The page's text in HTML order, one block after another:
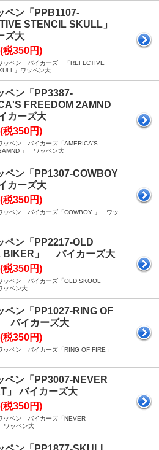
ペン「PPB1107-
STENCIL SKULL」
ズ大
税350円)
ッペン バイカーズ 「REFLCTIVE
」ワッペン大
ペン「PP3387-
FREEDOM 2AMND
カーズ大
税350円)
ッペン バイカーズ「AMERICA'S
」 ワッペン大
ペン「PP1307-COWBOY
カーズ大
税350円)
ッペン バイカーズ「COWBOY 」 ワッ
ペン「PP2217-OLD
BIKER」 バイカーズ大
税350円)
ッペン バイカーズ「OLD SKOOL
ペン大
ペン「PP1027-RING OF
バイカーズ大
税350円)
ッペン バイカーズ「RING OF FIRE」
ペン「PP3007-NEVER
」 バイカーズ大
税350円)
ッペン バイカーズ「NEVER
ッペン大